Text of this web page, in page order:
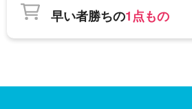
早い者勝ちの1点もの